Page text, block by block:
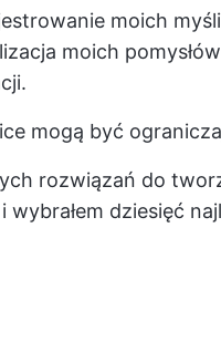
moich
moich
mogą być
rozwiązań do
dziesięć